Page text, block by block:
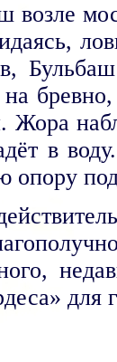
возле
на
Жора
в
опору
для